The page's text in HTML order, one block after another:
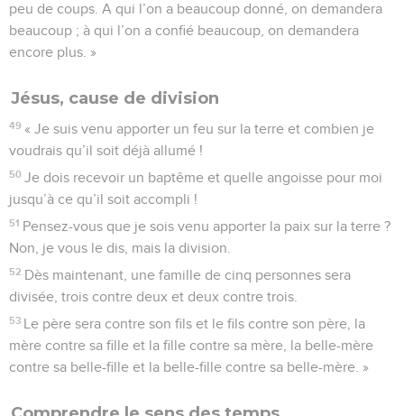
peu de coups. A qui l’on a beaucoup donné, on demandera
beaucoup ; à qui l’on a confié beaucoup, on demandera
encore plus. »
Jésus, cause de division
49 « Je suis venu apporter un feu sur la terre et combien je
voudrais qu’il soit déjà allumé !
50 Je dois recevoir un baptême et quelle angoisse pour moi
jusqu’à ce qu’il soit accompli !
51 Pensez-vous que je sois venu apporter la paix sur la terre ?
Non, je vous le dis, mais la division.
52 Dès maintenant, une famille de cinq personnes sera
divisée, trois contre deux et deux contre trois.
53 Le père sera contre son fils et le fils contre son père, la
mère contre sa fille et la fille contre sa mère, la belle-mère
contre sa belle-fille et la belle-fille contre sa belle-mère. »